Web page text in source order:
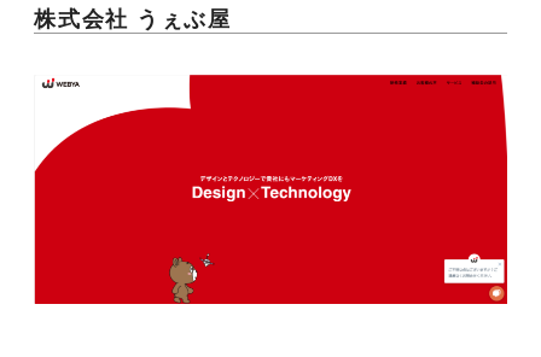
株式会社 うぇぶ屋